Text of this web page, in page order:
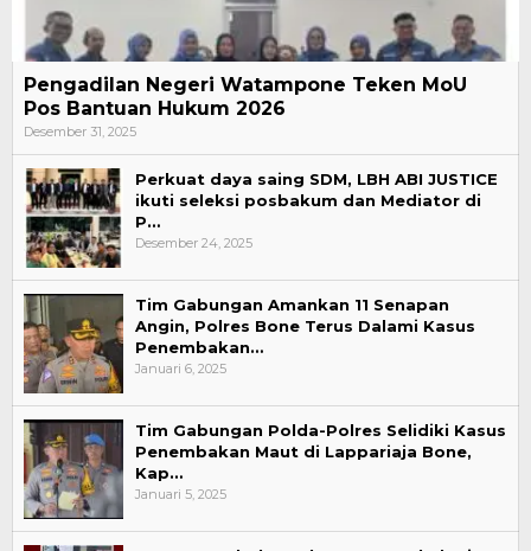
Pengadilan Negeri Watampone Teken MoU
Pos Bantuan Hukum 2026
Desember 31, 2025
Perkuat daya saing SDM, LBH ABI JUSTICE
ikuti seleksi posbakum dan Mediator di
P…
Desember 24, 2025
Tim Gabungan Amankan 11 Senapan
Angin, Polres Bone Terus Dalami Kasus
Penembakan…
Januari 6, 2025
Tim Gabungan Polda-Polres Selidiki Kasus
Penembakan Maut di Lappariaja Bone,
Kap…
Januari 5, 2025